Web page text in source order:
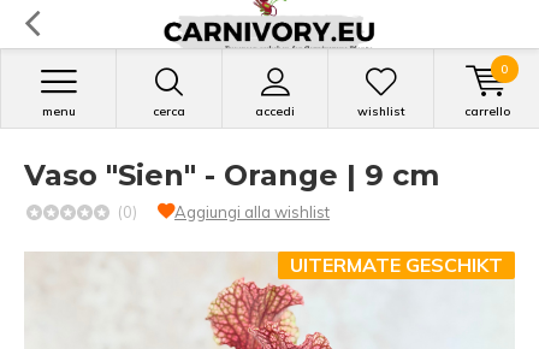
cerca accedi
menu wishlist carrello
0
Vaso "Sien" - Orange | 9 cm
(0) Aggiungi alla wishlist
UITERMATE GESCHIKT